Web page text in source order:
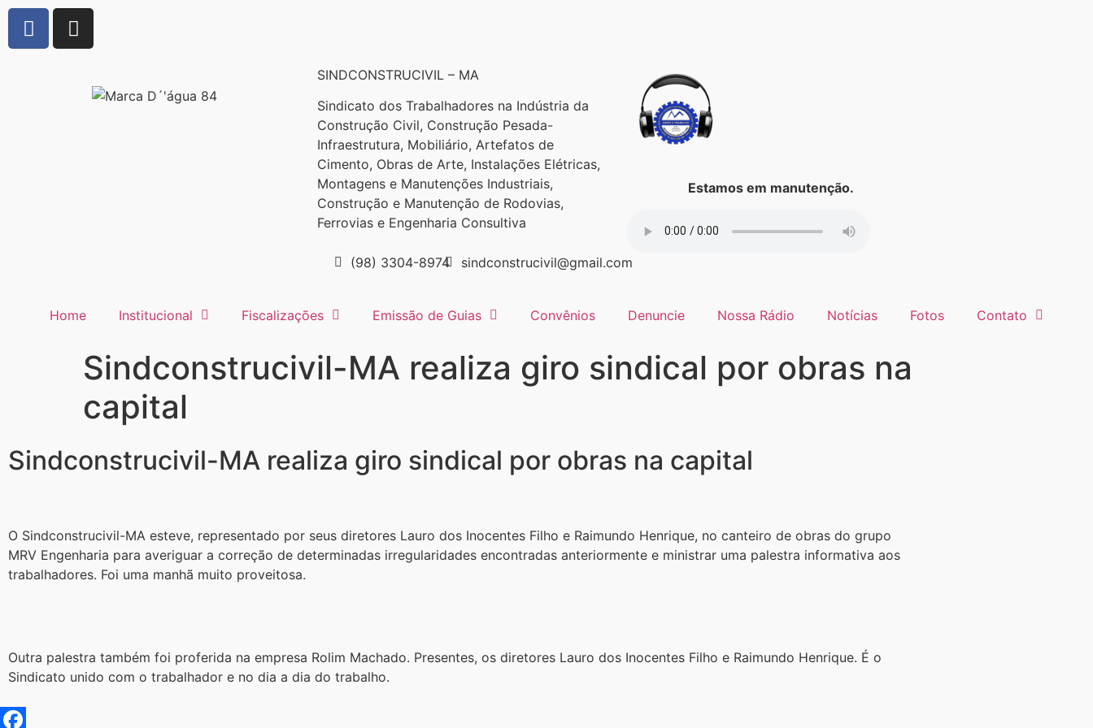
SINDCONSTRUCIVIL – MA
Sindicato dos Trabalhadores na Indústria da
Construção Civil, Construção Pesada-
Infraestrutura, Mobiliário, Artefatos de
Cimento, Obras de Arte, Instalações Elétricas,
Montagens e Manutenções Industriais,
Construção e Manutenção de Rodovias,
Ferrovias e Engenharia Consultiva
(98) 3304-8974 sindconstrucivil@gmail.com
Estamos em manutenção.
Home Institucional Fiscalizações Emissão de Guias Convênios Denuncie Nossa Rádio Notícias Fotos Contato
Sindconstrucivil-MA realiza giro sindical por obras na
capital
Sindconstrucivil-MA realiza giro sindical por obras na capital
O Sindconstrucivil-MA esteve, representado por seus diretores Lauro dos Inocentes Filho e Raimundo Henrique, no canteiro de obras do grupo
MRV Engenharia para averiguar a correção de determinadas irregularidades encontradas anteriormente e ministrar uma palestra informativa aos
trabalhadores. Foi uma manhã muito proveitosa.
Outra palestra também foi proferida na empresa Rolim Machado. Presentes, os diretores Lauro dos Inocentes Filho e Raimundo Henrique. É o
Sindicato unido com o trabalhador e no dia a dia do trabalho.